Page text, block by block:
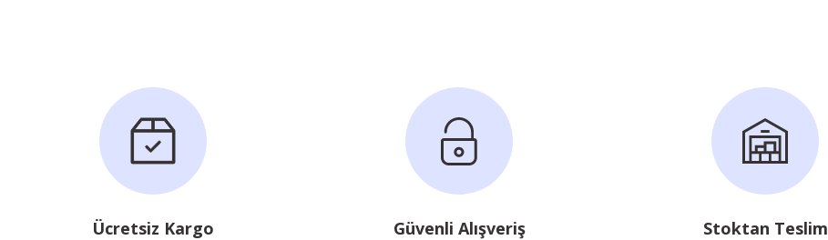
Ücretsiz Kargo Güvenli Alışveriş Stoktan Teslim